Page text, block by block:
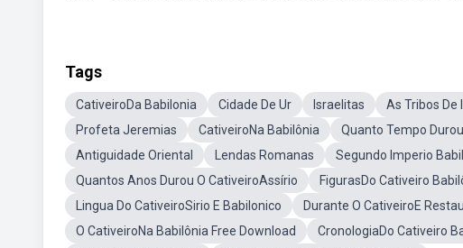
Tags
CativeiroDa Babilonia Cidade De Ur Israelitas As Tribos De
Profeta Jeremias
CativeiroNa Babilônia Quanto Tempo
Antiguidade Oriental
Lendas Romanas Segundo Imperio
Quantos Anos Durou O CativeiroAssírio
FigurasDo Cativeiro
Lingua Do CativeiroSirio E Babilonico
Durante O CativeiroE
O CativeiroNa Babilônia Free Download
CronologiaDo Cativeiro